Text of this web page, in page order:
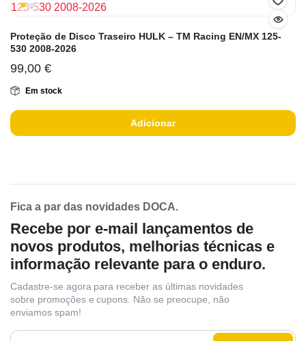
Proteção de Disco Traseiro HULK – TM Racing EN/MX 125-
530 2008-2026
99,00 €
Em stock
Adicionar
Fica a par das novidades DOCA.
Recebe por e-mail lançamentos de
novos produtos, melhorias técnicas e
informação relevante para o enduro.
Cadastre-se agora para receber as últimas novidades
sobre promoções e cupons. Não se preocupe, não
enviamos spam!